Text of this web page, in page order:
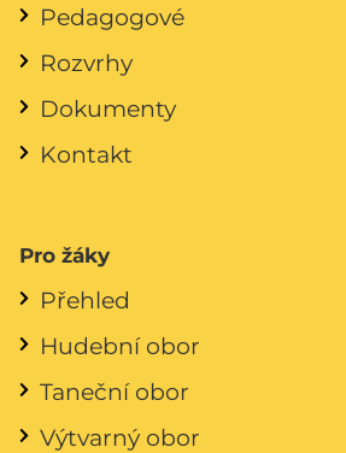
Pedagogové
Rozvrhy
Dokumenty
Kontakt
Pro žáky
Přehled
Hudební obor
Taneční obor
Výtvarný obor